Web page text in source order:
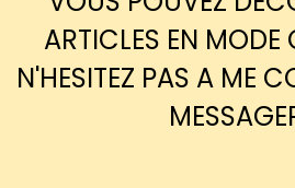
ARTICLES EN MODE
N'HESITEZ PAS A ME